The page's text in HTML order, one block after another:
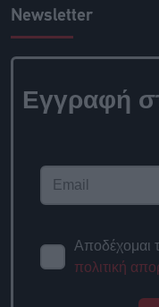
Newsletter
Εγγραφή
Αποδέχομαι
πολιτική